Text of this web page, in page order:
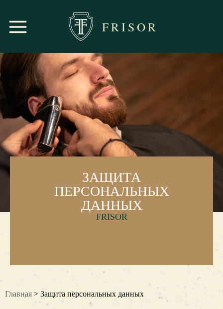
FRISOR
ЗАЩИТА
ПЕРСОНАЛЬНЫХ
ДАННЫХ
FRISOR
Главная > Защита персональных данных